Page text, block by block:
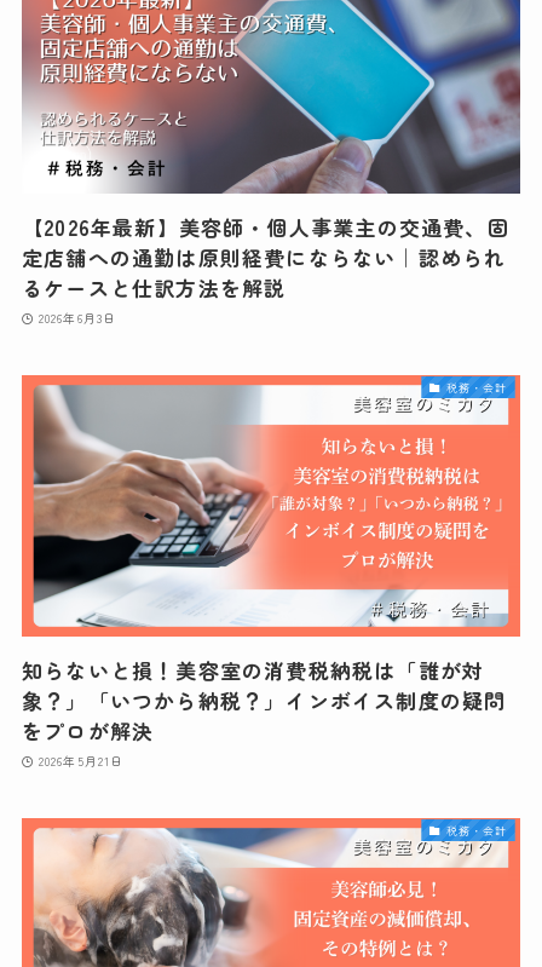
【2026年最新】美容師・個人事業主の交通費、固
定店舗への通勤は原則経費にならない｜認められ
るケースと仕訳方法を解説
2026年6月3日
税務・会計
知らないと損！美容室の消費税納税は「誰が対
象？」「いつから納税？」インボイス制度の疑問
をプロが解決
2026年5月21日
税務・会計